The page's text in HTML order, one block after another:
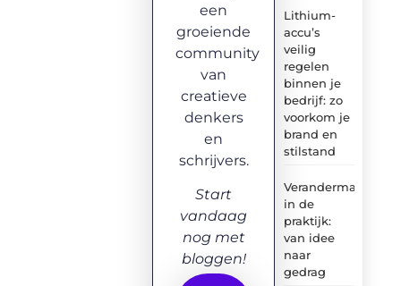
Lithium-
accu’s
veilig
regelen
binnen je
bedrijf: zo
voorkom je
brand en
stilstand
in de
praktijk:
van idee
naar
gedrag
een
groeiende
community
van
creatieve
denkers
en
schrijvers.
Start
vandaag
nog met
bloggen!